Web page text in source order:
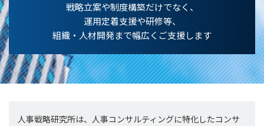
戦略立案や制度構築だけでなく、
運用定着支援や研修等、
組織・人材開発まで幅広くご支援します
人事戦略研究所は、人事コンサルティングに特化したコンサ